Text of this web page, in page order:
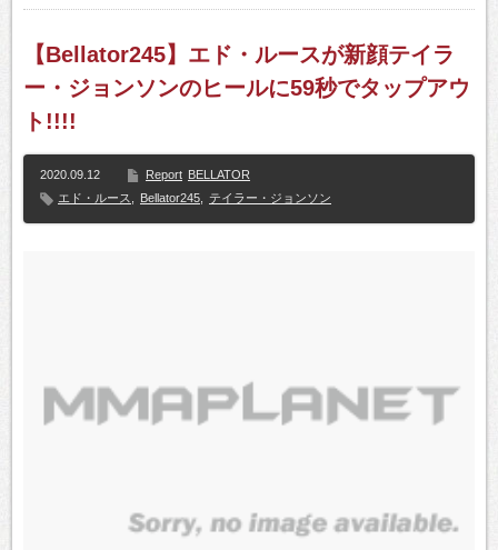
【Bellator245】エド・ルースが新顔テイラ
ー・ジョンソンのヒールに59秒でタップアウ
ト!!!!
2020.09.12 Report BELLATOR
エド・ルース
Bellator245 テイラー・ジョンソン